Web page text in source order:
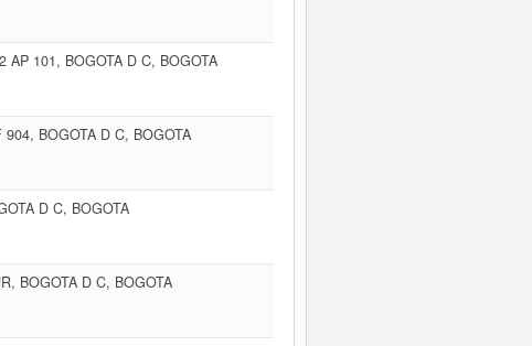
AP 101, BOGOTA D C, BOGOTA
BOGOTA D C, BOGOTA
D C, BOGOTA
BOGOTA D C, BOGOTA